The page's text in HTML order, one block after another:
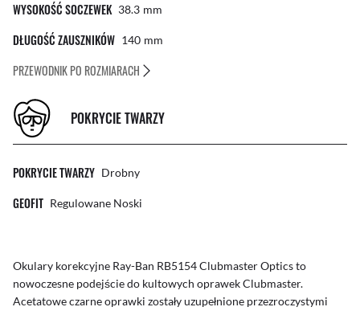
WYSOKOŚĆ SOCZEWEK 38.3 Mm
DŁUGOŚĆ ZAUSZNIKÓW 140 Mm
PRZEWODNIK PO ROZMIARACH
POKRYCIE TWARZY
POKRYCIE TWARZY Drobny
GEOFIT Regulowane Noski
Okulary korekcyjne Ray-Ban RB5154 Clubmaster Optics to
nowoczesne podejście do kultowych oprawek Clubmaster.
Acetatowe czarne oprawki zostały uzupełnione przezroczystymi